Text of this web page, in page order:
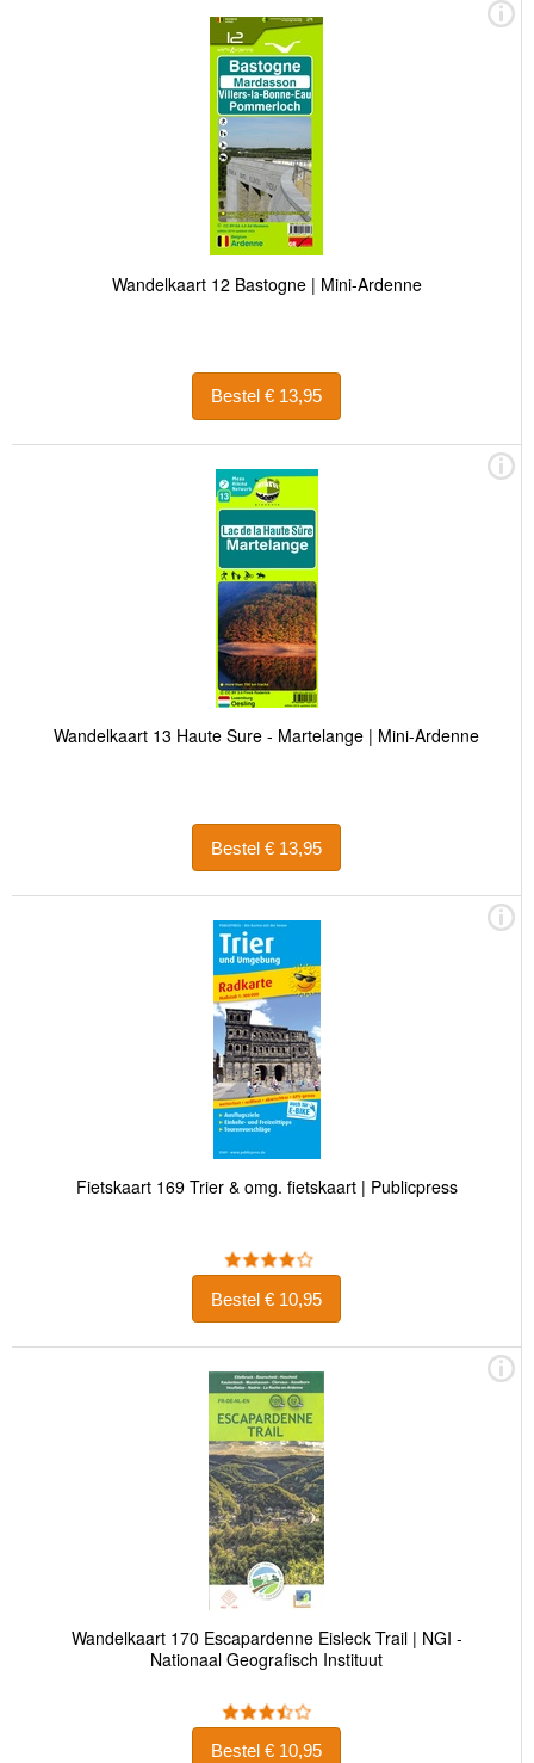
Wandelkaart 12 Bastogne | Mini-Ardenne
Bestel € 13,95
Wandelkaart 13 Haute Sure - Martelange | Mini-Ardenne
Bestel € 13,95
Fietskaart 169 Trier & omg. fietskaart | Publicpress
Bestel € 10,95
Wandelkaart 170 Escapardenne Eisleck Trail | NGI -
Nationaal Geografisch Instituut
Bestel € 10,95